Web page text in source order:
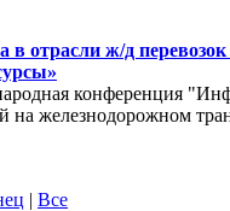
отрасли ж/д
конференция
железнодорожном
| Все